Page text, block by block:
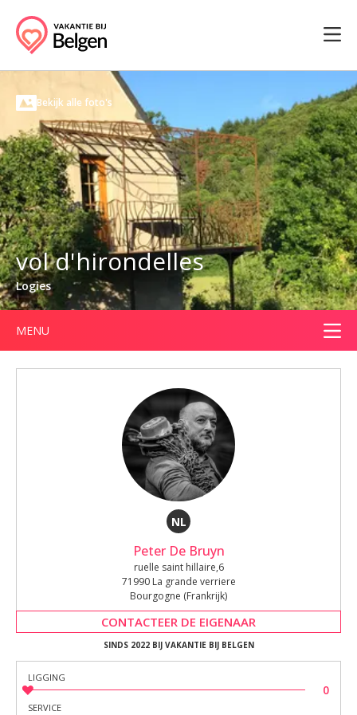
Bekijk alle foto's
vol d'hirondelles
Logies
MENU
NL
Peter De Bruyn
ruelle saint hillaire,6
71990 La grande verriere
Bourgogne (Frankrijk)
CONTACTEER DE EIGENAAR
SINDS 2022 BIJ VAKANTIE BIJ BELGEN
LIGGING
0
SERVICE